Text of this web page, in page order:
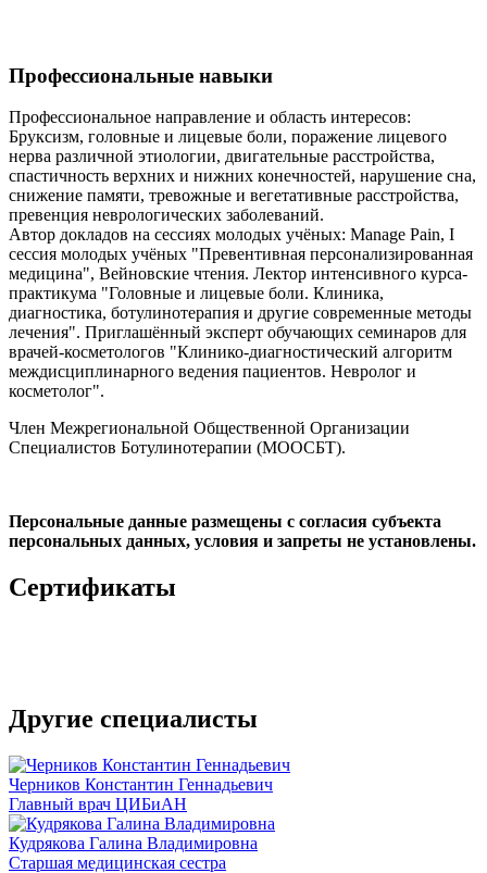
Профессиональные навыки
Профессиональное направление и область интересов:
Бруксизм, головные и лицевые боли, поражение лицевого
нерва различной этиологии, двигательные расстройства,
спастичность верхних и нижних конечностей, нарушение сна,
снижение памяти, тревожные и вегетативные расстройства,
превенция неврологических заболеваний.
Автор докладов на сессиях молодых учёных: Manage Pain, I
сессия молодых учёных "Превентивная персонализированная
медицина", Вейновские чтения. Лектор интенсивного курса-
практикума "Головные и лицевые боли. Клиника,
диагностика, ботулинотерапия и другие современные методы
лечения". Приглашённый эксперт обучающих семинаров для
врачей-косметологов "Клинико-диагностический алгоритм
междисциплинарного ведения пациентов. Невролог и
косметолог".
Член Межрегиональной Общественной Организации
Специалистов Ботулинотерапии (МООСБТ).
Персональные данные размещены с согласия субъекта
персональных данных, условия и запреты не установлены.
Сертификаты
Другие специалисты
Черников Константин Геннадьевич
Главный врач ЦИБиАН
Кудрякова Галина Владимировна
Старшая медицинская сестра